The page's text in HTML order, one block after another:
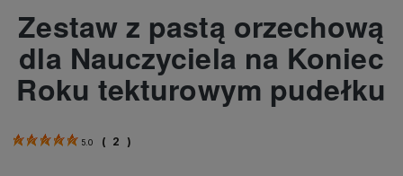
Zestaw z pastą orzechową
dla Nauczyciela na Koniec
Roku tekturowym pudełku
5.0 ( 2 )